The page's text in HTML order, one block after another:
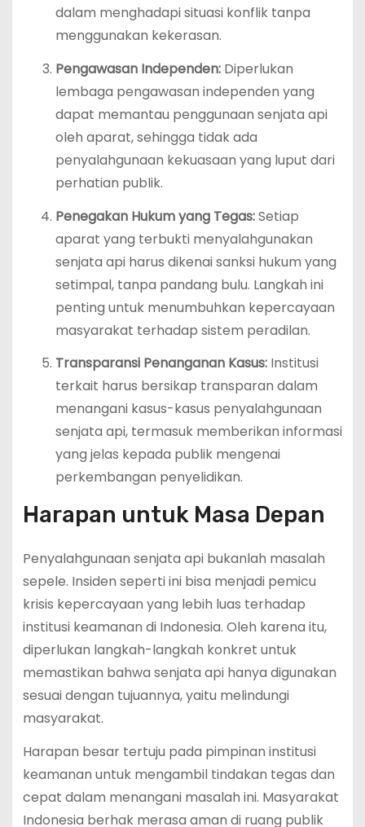
dalam menghadapi situasi konflik tanpa
menggunakan kekerasan.
Pengawasan Independen:Diperlukan
lembaga pengawasan independen yang
dapat memantau penggunaan senjata api
oleh aparat, sehingga tidak ada
penyalahgunaan kekuasaan yang luput dari
perhatian publik.
Penegakan Hukum yang Tegas:Setiap
aparat yang terbukti menyalahgunakan
senjata api harus dikenai sanksi hukum yang
setimpal, tanpa pandang bulu. Langkah ini
penting untuk menumbuhkan kepercayaan
masyarakat terhadap sistem peradilan.
Transparansi Penanganan Kasus:Institusi
terkait harus bersikap transparan dalam
menangani kasus-kasus penyalahgunaan
senjata api, termasuk memberikan informasi
yang jelas kepada publik mengenai
perkembangan penyelidikan.
Harapan untuk Masa Depan
Penyalahgunaan senjata api bukanlah masalah
sepele. Insiden seperti ini bisa menjadi pemicu
krisis kepercayaan yang lebih luas terhadap
institusi keamanan di Indonesia. Oleh karena itu,
diperlukan langkah-langkah konkret untuk
memastikan bahwa senjata api hanya digunakan
sesuai dengan tujuannya, yaitu melindungi
masyarakat.
Harapan besar tertuju pada pimpinan institusi
keamanan untuk mengambil tindakan tegas dan
cepat dalam menangani masalah ini. Masyarakat
Indonesia berhak merasa aman di ruang publik